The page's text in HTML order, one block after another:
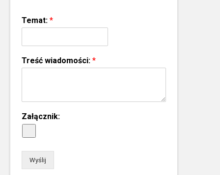
Temat: *
Treść wiadomości: *
Załącznik:
Wyślij